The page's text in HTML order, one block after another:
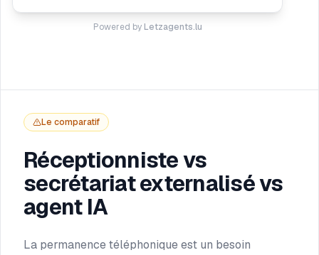
Powered by Letzagents.lu
Le comparatif
Réceptionniste vs
secrétariat externalisé vs
agent IA
La permanence téléphonique est un besoin